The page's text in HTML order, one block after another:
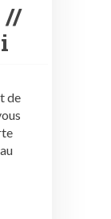
//
de